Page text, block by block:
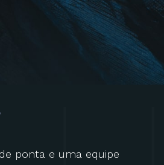
ponta e uma equipe